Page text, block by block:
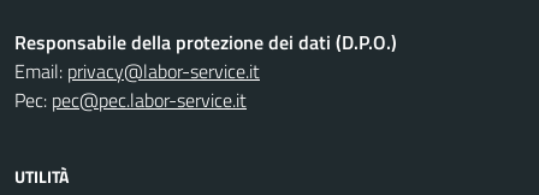
Responsabile della protezione dei dati (D.P.O.)
Email: privacy@labor-service.it
Pec: pec@pec.labor-service.it
UTILITÀ